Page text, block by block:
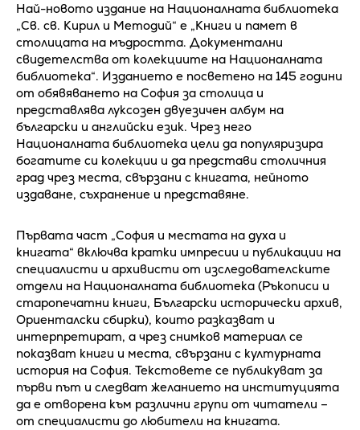
Най-новото издание на Националната библиотека
„Св. св. Кирил и Методий“ е „Книги и памет в
столицата на мъдростта. Документални
свидетелства от колекциите на Националната
библиотека“. Изданието е посветено на 145 години
от обявяването на София за столица и
представлява луксозен двуезичен албум на
български и английски език. Чрез него
Националната библиотека цели да популяризира
богатите си колекции и да представи столичния
град чрез места, свързани с книгата, нейното
издаване, съхранение и представяне.
Първата част „София и местата на духа и
книгата“ включва кратки импресии и публикации на
специалисти и архивисти от изследователските
отдели на Националната библиотека (Ръкописи и
старопечатни книги, Български исторически архив,
Ориенталски сбирки), които разказват и
интерпретират, а чрез снимков материал се
показват книги и места, свързани с културната
история на София. Текстовете се публикуват за
първи път и следват желанието на институцията
да е отворена към различни групи от читатели –
от специалисти до любители на книгата.